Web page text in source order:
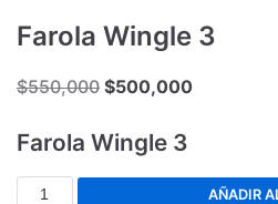
Farola Wingle 3
$550,000 $500,000
Farola Wingle 3
AÑADIR